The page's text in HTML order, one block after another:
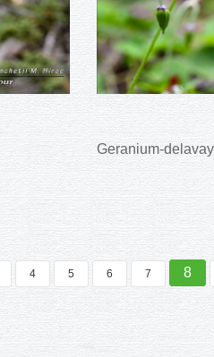
Geranium-
4 5 6 7 8